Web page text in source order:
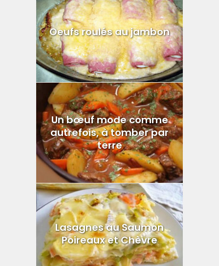
Oeufs roulés au jambon
Un bœuf mode comme
autrefois, à tomber par
terre
Lasagnes au Saumon
Poireaux et Chèvre